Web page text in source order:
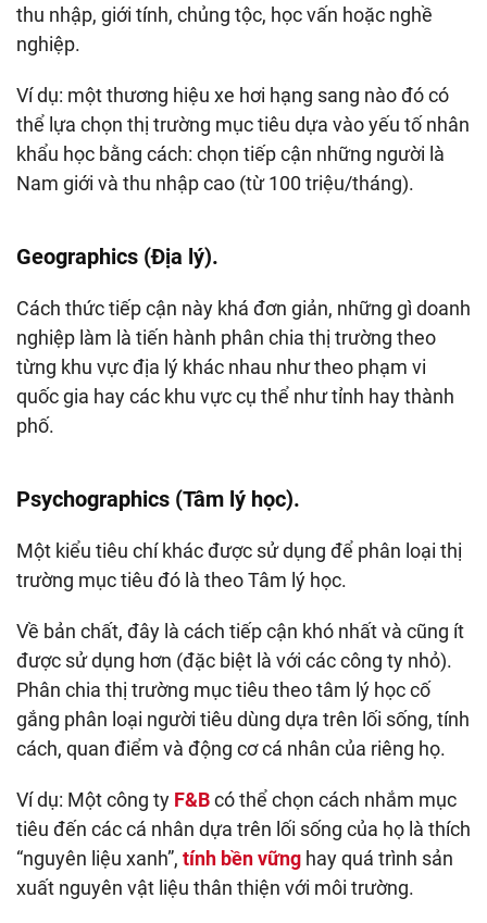
thu nhập, giới tính, chủng tộc, học vấn hoặc nghề
nghiệp.
Ví dụ: một thương hiệu xe hơi hạng sang nào đó có
thể lựa chọn thị trường mục tiêu dựa vào yếu tố nhân
khẩu học bằng cách: chọn tiếp cận những người là
Nam giới và thu nhập cao (từ 100 triệu/tháng).
Geographics (Địa lý).
Cách thức tiếp cận này khá đơn giản, những gì doanh
nghiệp làm là tiến hành phân chia thị trường theo
từng khu vực địa lý khác nhau như theo phạm vi
quốc gia hay các khu vực cụ thể như tỉnh hay thành
phố.
Psychographics (Tâm lý học).
Một kiểu tiêu chí khác được sử dụng để phân loại thị
trường mục tiêu đó là theo Tâm lý học.
Về bản chất, đây là cách tiếp cận khó nhất và cũng ít
được sử dụng hơn (đặc biệt là với các công ty nhỏ).
Phân chia thị trường mục tiêu theo tâm lý học cố
gắng phân loại người tiêu dùng dựa trên lối sống, tính
cách, quan điểm và động cơ cá nhân của riêng họ.
Ví dụ: Một công ty F&Bcó thể chọn cách nhắm mục
tiêu đến các cá nhân dựa trên lối sống của họ là thích
“nguyên liệu xanh”, tính bền vững hay quá trình sản
xuất nguyên vật liệu thân thiện với môi trường.